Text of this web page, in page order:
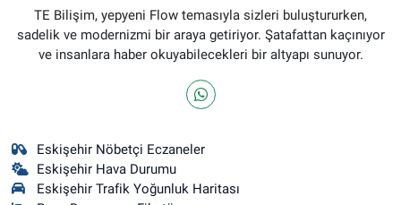
TE Bilişim, yepyeni Flow temasıyla sizleri buluştururken,
sadelik ve modernizmi bir araya getiriyor. Şatafattan kaçınıyor
ve insanlara haber okuyabilecekleri bir altyapı sunuyor.
Eskişehir Nöbetçi Eczaneler
Eskişehir Hava Durumu
Eskişehir Trafik Yoğunluk Haritası